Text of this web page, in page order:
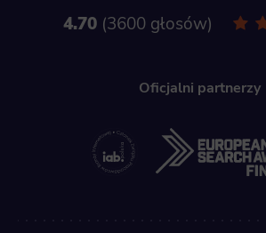
4.70 3600 głosów
Oficjalni partnerzy